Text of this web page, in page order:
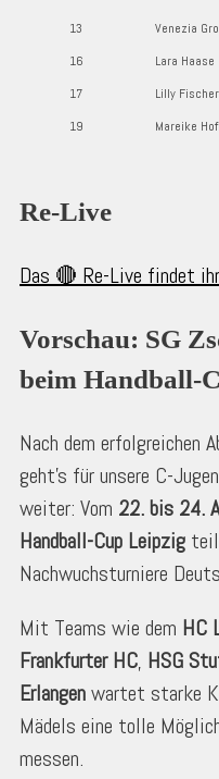
13
Venezia
16
Lara Haase
17
Lilly Fischer
19
Mareike
Re-Live
Das 🔴 Re-Live findet
Vorschau: SG
beim Handball-
Nach dem erfolgreichen
geht’s für unsere C-
weiter: Vom 22. bis 24.
Handball-Cup Leipzig
Nachwuchsturniere
Mit Teams wie dem HC
Frankfurter HC, HSG
Erlangenwartet starke
Mädels eine tolle
messen.